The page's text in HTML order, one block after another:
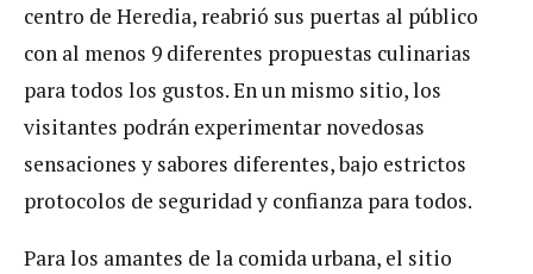
centro de Heredia, reabrió sus puertas al público
con al menos 9 diferentes propuestas culinarias
para todos los gustos. En un mismo sitio, los
visitantes podrán experimentar novedosas
sensaciones y sabores diferentes, bajo estrictos
protocolos de seguridad y confianza para todos.
Para los amantes de la comida urbana, el sitio